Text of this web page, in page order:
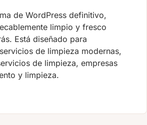
de WordPress definitivo,
limpio y fresco
Está diseñado para
de limpieza modernas,
de limpieza, empresas
y limpieza.